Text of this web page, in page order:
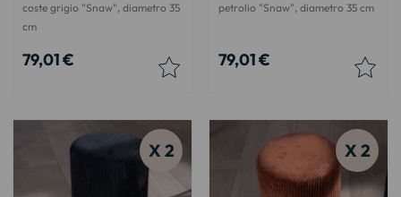
coste grigio "Snaw", diametro 35
cm
79,01 €
petrolio "Snaw", diametro 35 cm
79,01 €
X 2 X 2